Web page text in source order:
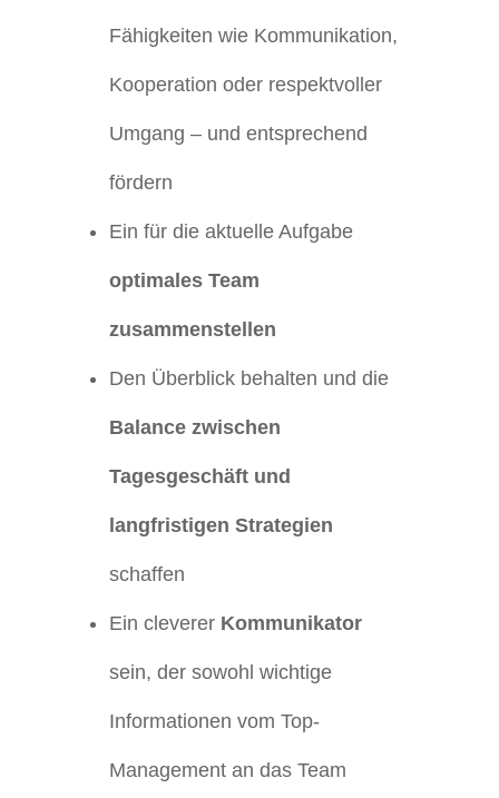
Fähigkeiten wie Kommunikation,
Kooperation oder respektvoller
Umgang – und entsprechend
fördern
Ein für die aktuelle Aufgabe
optimales Team
zusammenstellen
Den Überblick behalten und die
Balance zwischen
Tagesgeschäft und
langfristigen Strategien
schaffen
Ein cleverer Kommunikator
sein, der sowohl wichtige
Informationen vom Top-
Management an das Team